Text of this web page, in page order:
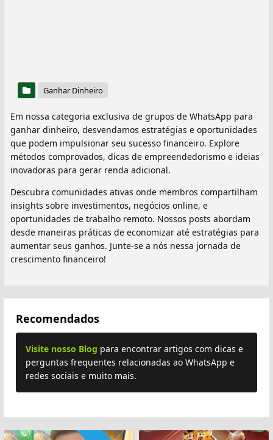
Ganhar Dinheiro
Em nossa categoria exclusiva de grupos de WhatsApp para
ganhar dinheiro, desvendamos estratégias e oportunidades
que podem impulsionar seu sucesso financeiro. Explore
métodos comprovados, dicas de empreendedorismo e ideias
inovadoras para gerar renda adicional.
Descubra comunidades ativas onde membros compartilham
insights sobre investimentos, negócios online, e
oportunidades de trabalho remoto. Nossos posts abordam
desde maneiras práticas de economizar até estratégias para
aumentar seus ganhos. Junte-se a nós nessa jornada de
crescimento financeiro!
Recomendados
Visite nosso Blog para encontrar artigos com dicas e
perguntas frequentes relacionadas ao WhatsApp e
redes sociais e muito mais.